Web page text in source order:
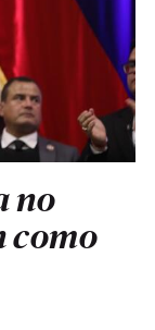
no
como